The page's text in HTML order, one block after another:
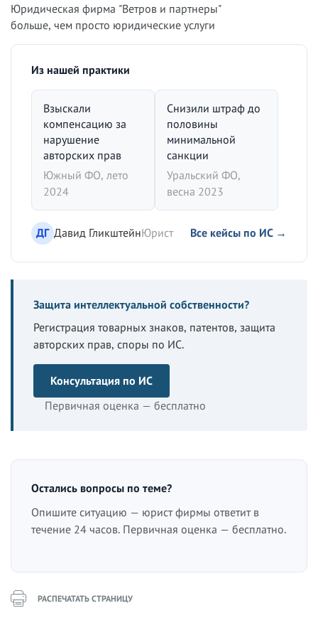
Юридическая фирма "Ветров и партнеры"
больше, чем просто юридические услуги
Из нашей практики
Взыскали
компенсацию за
нарушение
авторских прав
Южный ФО, лето
2024
Снизили штраф до
половины
минимальной
санкции
Уральский ФО,
весна 2023
ДГ Давид ГликштейнЮрист Все кейсы по ИС →
Защита интеллектуальной собственности?
Регистрация товарных знаков, патентов, защита
авторских прав, споры по ИС.
Консультация по ИС
Первичная оценка — бесплатно
Остались вопросы по теме?
Опишите ситуацию — юрист фирмы ответит в
течение 24 часов. Первичная оценка — бесплатно.
РАСПЕЧАТАТЬ СТРАНИЦУ